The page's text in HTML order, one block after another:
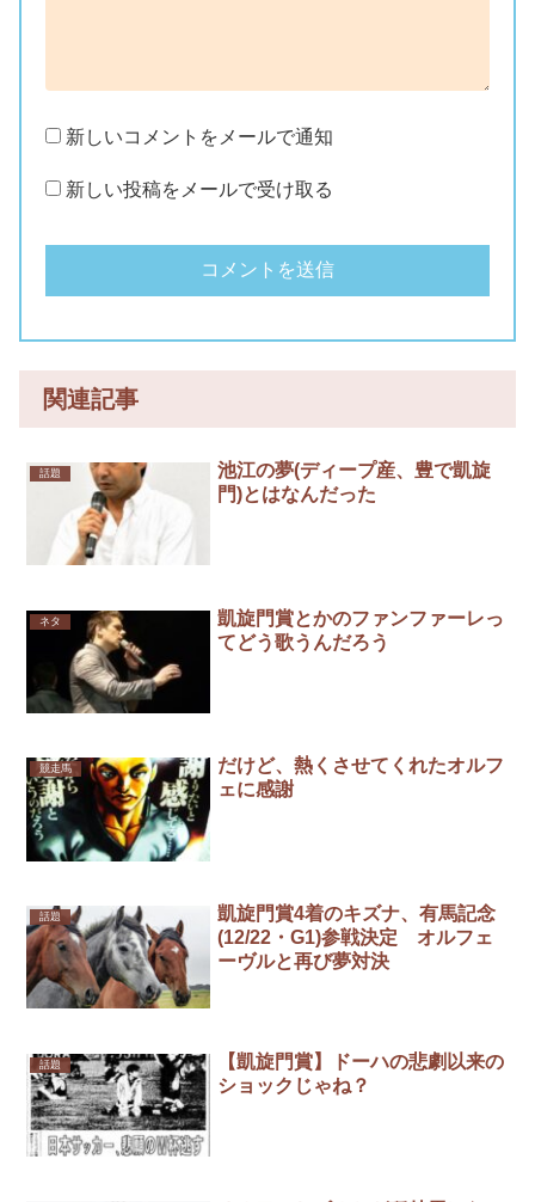
新しいコメントをメールで通知
新しい投稿をメールで受け取る
関連記事
話題
池江の夢(ディープ産、豊で凱旋
門)とはなんだった
ネタ
凱旋門賞とかのファンファーレっ
てどう歌うんだろう
競走馬
だけど、熱くさせてくれたオルフ
ェに感謝
話題
凱旋門賞4着のキズナ、有馬記念
(12/22・G1)参戦決定 オルフェ
ーヴルと再び夢対決
話題
【凱旋門賞】ドーハの悲劇以来の
ショックじゃね？